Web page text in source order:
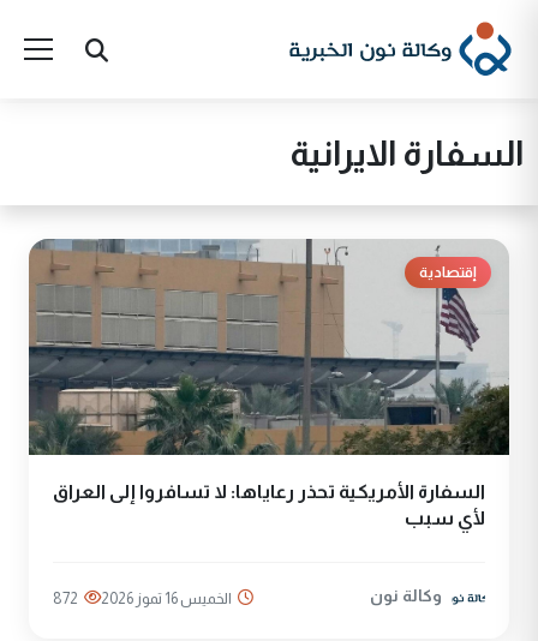
السفارة الايرانية
إقتصادية
السفارة الأمريكية تحذر رعاياها: لا تسافروا إلى العراق
لأي سبب
وكالة نون الخميس 16 تموز 2026 872